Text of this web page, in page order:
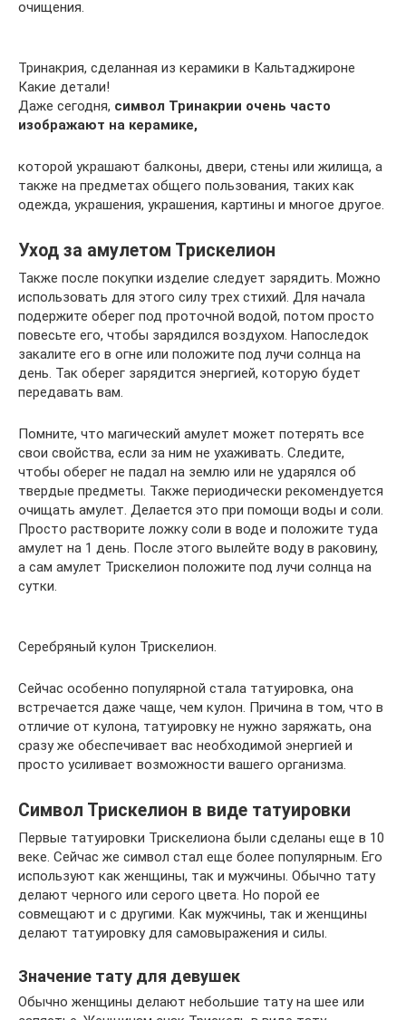
очищения.
Тринакрия, сделанная из керамики в Кальтаджироне
Какие детали!
Даже сегодня, символ Тринакрии очень часто
изображают на керамике,
которой украшают балконы, двери, стены или жилища, а
также на предметах общего пользования, таких как
одежда, украшения, украшения, картины и многое другое.
Уход за амулетом Трискелион
Также после покупки изделие следует зарядить. Можно
использовать для этого силу трех стихий. Для начала
подержите оберег под проточной водой, потом просто
повесьте его, чтобы зарядился воздухом. Напоследок
закалите его в огне или положите под лучи солнца на
день. Так оберег зарядится энергией, которую будет
передавать вам.
Помните, что магический амулет может потерять все
свои свойства, если за ним не ухаживать. Следите,
чтобы оберег не падал на землю или не ударялся об
твердые предметы. Также периодически рекомендуется
очищать амулет. Делается это при помощи воды и соли.
Просто растворите ложку соли в воде и положите туда
амулет на 1 день. После этого вылейте воду в раковину,
а сам амулет Трискелион положите под лучи солнца на
сутки.
Серебряный кулон Трискелион.
Сейчас особенно популярной стала татуировка, она
встречается даже чаще, чем кулон. Причина в том, что в
отличие от кулона, татуировку не нужно заряжать, она
сразу же обеспечивает вас необходимой энергией и
просто усиливает возможности вашего организма.
Символ Трискелион в виде татуировки
Первые татуировки Трискелиона были сделаны еще в 10
веке. Сейчас же символ стал еще более популярным. Его
используют как женщины, так и мужчины. Обычно тату
делают черного или серого цвета. Но порой ее
совмещают и с другими. Как мужчины, так и женщины
делают татуировку для самовыражения и силы.
Значение тату для девушек
Обычно женщины делают небольшие тату на шее или